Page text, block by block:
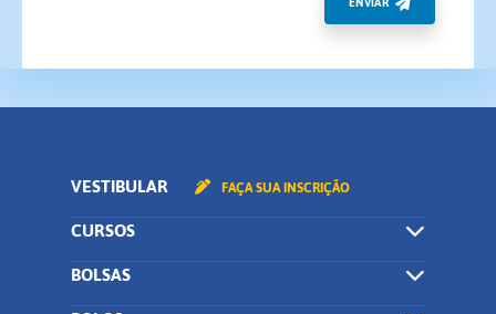
VESTIBULAR FAÇA SUA INSCRIÇÃO
CURSOS
BOLSAS